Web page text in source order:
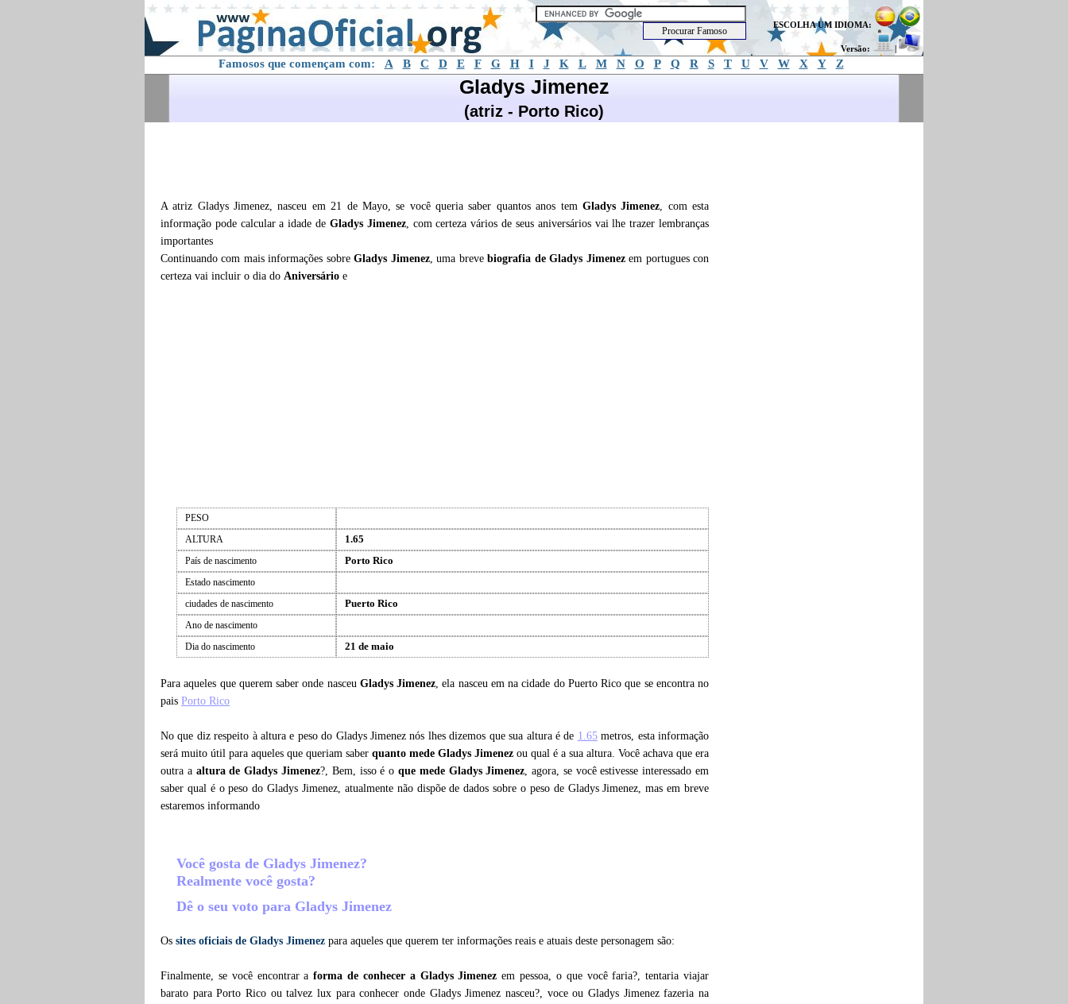
ESCOLHA UM IDIOMA:
Versão: |
Famosos que començam com: A B C D E F G H I J K L M N O P Q R S T U V W X Y Z
Gladys Jimenez
(atriz - Porto Rico)
A atriz Gladys Jimenez, nasceu em 21 de Mayo, se você queria saber quantos anos tem Gladys Jimenez, com esta
informação pode calcular a idade de Gladys Jimenez, com certeza vários de seus aniversários vai lhe trazer lembranças
importantes
Continuando com mais informações sobreGladys Jimenez, uma brevebiografia deGladys Jimenezem portugues con
certeza vai incluir o dia do Aniversário e
PESO
ALTURA
1.65
País de nascimento Porto Rico
Estado nascimento
ciudades de nascimento
Puerto Rico
Ano de nascimento
Dia do nascimento
21 de maio
Para aqueles que querem saber onde nasceu Gladys Jimenez, ela nasceu em na cidade do Puerto Rico que se encontra no
pais Porto Rico
No que diz respeito à altura e peso do Gladys Jimenez nós lhes dizemos que sua altura é de 1.65metros, esta informação
será muito útil para aqueles que queriam saber quanto mede Gladys Jimenez ou qual é a sua altura. Você achava que era
outra a altura de Gladys Jimenez?, Bem, isso é o que mede Gladys Jimenez, agora, se você estivesse interessado em
saber qual é o peso do Gladys Jimenez, atualmente não dispõe de dados sobre o peso de Gladys Jimenez, mas em breve
estaremos informando
Você gosta de Gladys Jimenez?
Realmente você gosta?
Dê o seu voto para Gladys Jimenez
Os sites oficiais de Gladys Jimenez para aqueles que querem ter informações reais e atuais deste personagem são:
Finalmente, se você encontrar aforma de conhecer a Gladys Jimenez em pessoa, o que você faria?, tentaria viajar
barato para Porto Rico ou talvez lux para conhecer onde Gladys Jimenez nasceu?, voce ou Gladys Jimenez fazeria na